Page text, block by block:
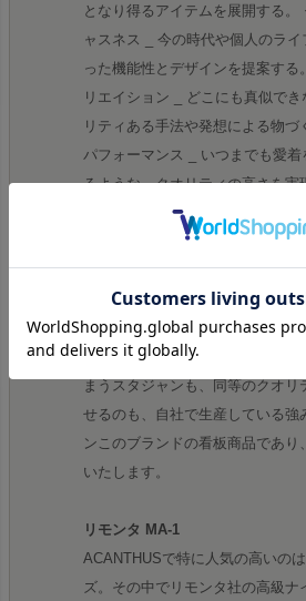
となり得るアイテムを展開する。
ャスネス _ 今の時代や個人のラ
った機能性とデザインを提案する
リエイション _ どこにも真似で
リティある手法や発想による物づ
パフォーマンス _ いつまでも愛
るような、クオリティの高さを実
ク・エージング _ レザーの特性で
グを生かした風合いを意識する。
レザーへのこだわり
数々の有名ブランドのレザーを
けており、他では13万円を超える
まうスタジャンも、同等のクオリ
せるのも、自社で生産している強
ンこのブランドの看板商品であり
いたします。
リモンタ MA-1
ACANTHUSで特に人気の高いの
ズ。その中でリモンタ社の高級ナ